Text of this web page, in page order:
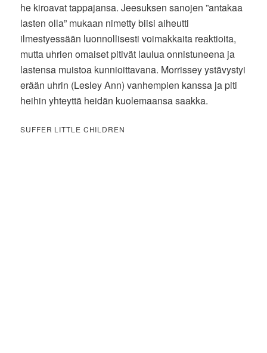
he kiroavat tappajansa. Jeesuksen sanojen ”antakaa
lasten olla” mukaan nimetty biisi aiheutti
ilmestyessään luonnollisesti voimakkaita reaktioita,
mutta uhrien omaiset pitivät laulua onnistuneena ja
lastensa muistoa kunnioittavana. Morrissey ystävystyi
erään uhrin (Lesley Ann) vanhempien kanssa ja piti
heihin yhteyttä heidän kuolemaansa saakka.
SUFFER LITTLE CHILDREN